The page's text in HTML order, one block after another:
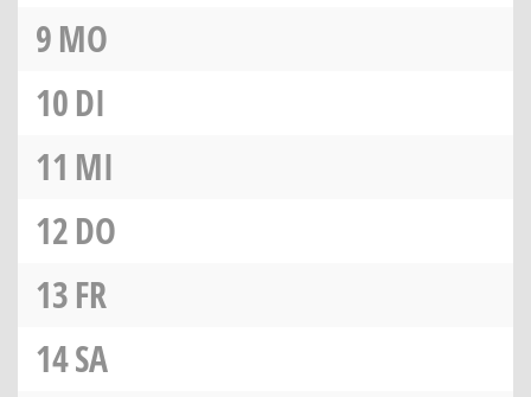
9MO
10DI
11 MI
12DO
13FR
14SA